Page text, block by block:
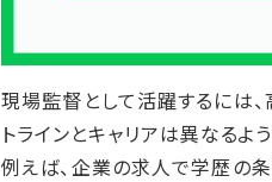
現場監督として活躍するには
トラインとキャリアは異なるよう
例えば、企業の求人で学歴の